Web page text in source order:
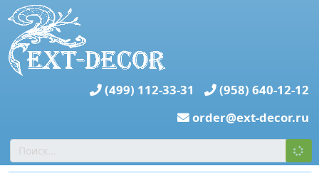
(499) 112-33-31
(958) 640-12-12
order@ext-decor.ru